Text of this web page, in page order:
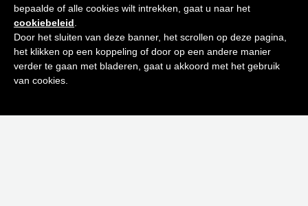
Schrijf je in op onze nieuwsbrief en
ontvang de beste tips en promoties
Inschrijven
bepaalde of alle cookies wilt intrekken, gaat u naar het
cookiebeleid
Door het sluiten van deze banner, het scrollen op deze pagina,
het klikken op een koppeling of door op een andere manier
verder te gaan met bladeren, gaat u akkoord met het gebruik
van cookies.